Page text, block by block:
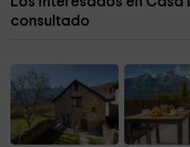
consultado